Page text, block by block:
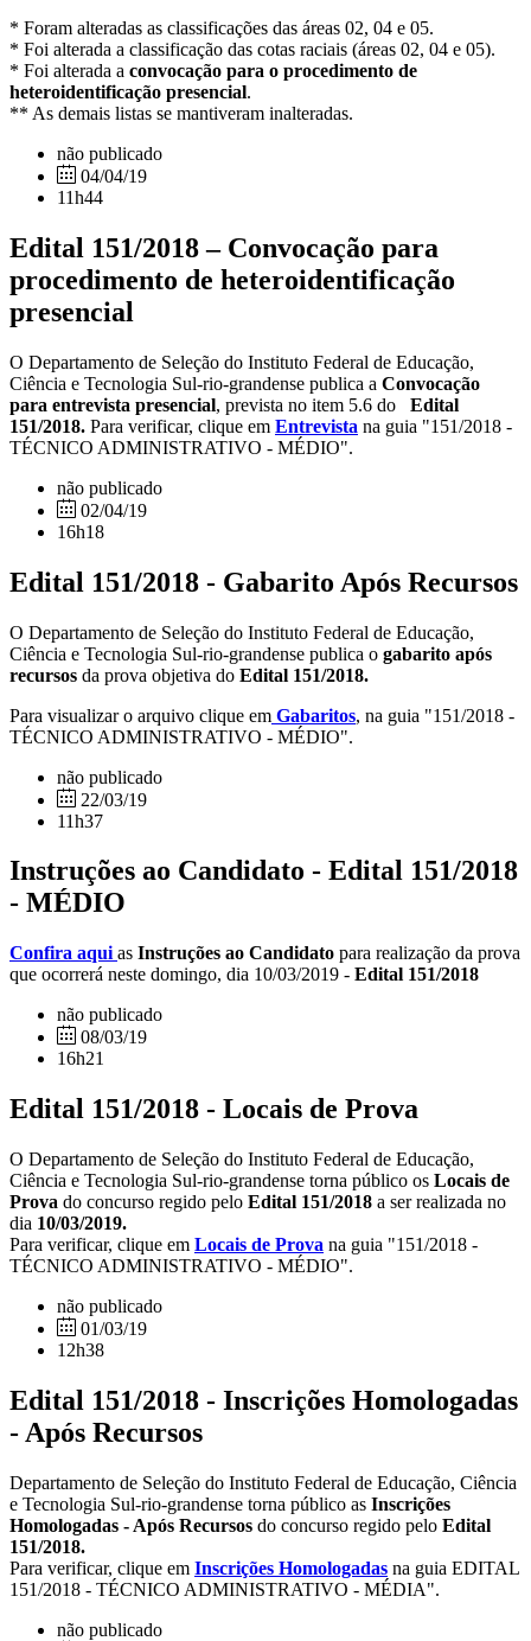
* Foram alteradas as classificações das áreas 02, 04 e 05.
* Foi alterada a classificação das cotas raciais (áreas 02, 04 e 05).
* Foi alterada a convocação para o procedimento de
heteroidentificação presencial.
** As demais listas se mantiveram inalteradas.
não publicado
04/04/19
11h44
Edital 151/2018 – Convocação para
procedimento de heteroidentificação
presencial
O Departamento de Seleção do Instituto Federal de Educação,
Ciência e Tecnologia Sul-rio-grandense publica a Convocação
para entrevista presencial, prevista no item 5.6 do
Edital
151/2018. Para verificar, clique em Entrevista na guia "151/2018 -
TÉCNICO ADMINISTRATIVO - MÉDIO".
não publicado
02/04/19
16h18
Edital 151/2018 - Gabarito Após Recursos
O Departamento de Seleção do Instituto Federal de Educação,
Ciência e Tecnologia Sul-rio-grandense publica o gabarito após
recursos da prova objetiva do Edital 151/2018.
Para visualizar o arquivo clique em Gabaritos, na guia "151/2018 -
TÉCNICO ADMINISTRATIVO - MÉDIO".
não publicado
22/03/19
11h37
Instruções ao Candidato - Edital 151/2018
- MÉDIO
Confira aqui as Instruções ao Candidato para realização da prova
que ocorrerá neste domingo, dia 10/03/2019 - Edital 151/2018
não publicado
08/03/19
16h21
Edital 151/2018 - Locais de Prova
O Departamento de Seleção do Instituto Federal de Educação,
Ciência e Tecnologia Sul-rio-grandense torna público os Locais de
Prova do concurso regido pelo Edital 151/2018 a ser realizada no
dia 10/03/2019.
Para verificar, clique em Locais de Prova na guia "151/2018 -
TÉCNICO ADMINISTRATIVO - MÉDIO".
não publicado
01/03/19
12h38
Edital 151/2018 - Inscrições Homologadas
- Após Recursos
Departamento de Seleção do Instituto Federal de Educação, Ciência
e Tecnologia Sul-rio-grandense torna público as Inscrições
Homologadas - Após Recursos do concurso regido pelo Edital
151/2018.
Para verificar, clique em Inscrições Homologadas na guia EDITAL
151/2018 - TÉCNICO ADMINISTRATIVO - MÉDIA".
não publicado